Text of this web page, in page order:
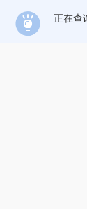
正在查